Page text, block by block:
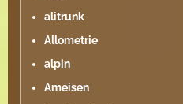
alitrunk
Allometrie
alpin
Ameisen